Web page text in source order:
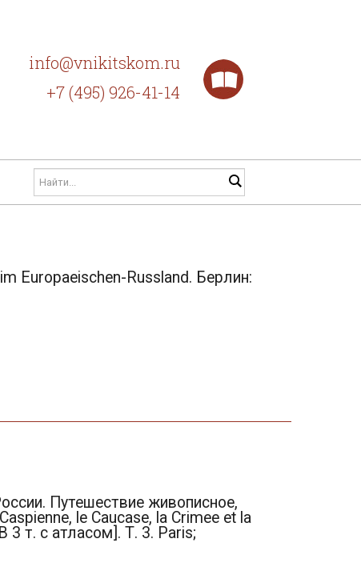
info@vnikitskom.ru
+7 (495) 926-41-14
Europaeischen-Russland. Берлин:
Путешествие живописное,
le Caucase, la Crimee et la
3 т. с атласом]. Т. 3. Paris;